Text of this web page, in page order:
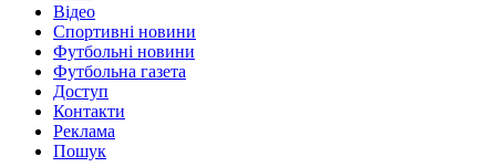
Відео
Спортивні новини
Футбольні новини
Футбольна газета
Доступ
Контакти
Реклама
Пошук